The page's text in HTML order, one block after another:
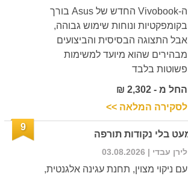
ה-Vivobook החדש של Asus בורך
בקומפקטיות ונוחות שימוש גבוהה,
אבל התצוגה הבסיסית והביצועים
מבהירים שהוא מיועד למשימות
פשוטות בלבד
החל מ - 2,302 ₪
לסקירה המלאה >>
9
לירן עבדי | 03.08.2026
עם ניקוי מצוין, תחנת עגינה אלגנטית,